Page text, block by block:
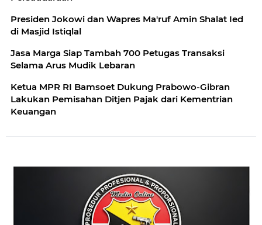
Presiden Jokowi dan Wapres Ma'ruf Amin Shalat Ied
di Masjid Istiqlal
Jasa Marga Siap Tambah 700 Petugas Transaksi
Selama Arus Mudik Lebaran
Ketua MPR RI Bamsoet Dukung Prabowo-Gibran
Lakukan Pemisahan Ditjen Pajak dari Kementrian
Keuangan